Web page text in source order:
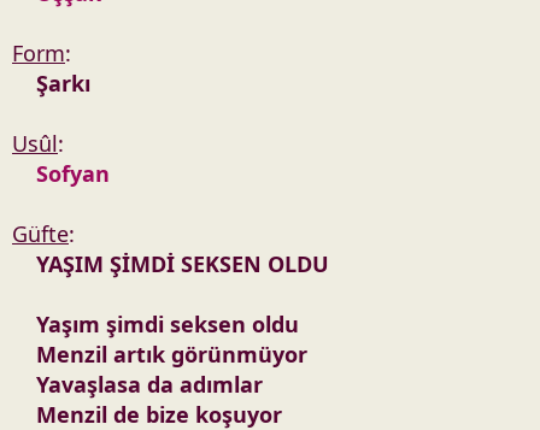
Form:
Şarkı
Usûl:
Sofyan
Güfte:
YAŞIM ŞİMDİ SEKSEN OLDU
Yaşım şimdi seksen oldu
Menzil artık görünmüyor
Yavaşlasa da adımlar
Menzil de bize koşuyor